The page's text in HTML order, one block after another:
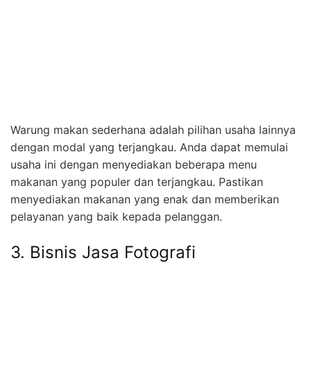
Warung makan sederhana adalah pilihan usaha lainnya
dengan modal yang terjangkau. Anda dapat memulai
usaha ini dengan menyediakan beberapa menu
makanan yang populer dan terjangkau. Pastikan
menyediakan makanan yang enak dan memberikan
pelayanan yang baik kepada pelanggan.
3. Bisnis Jasa Fotografi